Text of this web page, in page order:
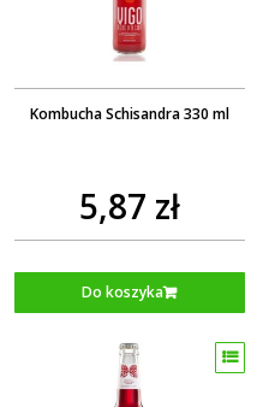
Kombucha Schisandra 330 ml
5,87 zł
Do koszyka